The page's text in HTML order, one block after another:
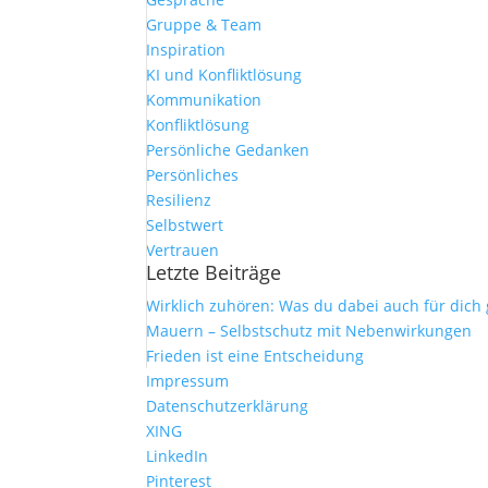
Gruppe & Team
Inspiration
KI und Konfliktlösung
Kommunikation
Konfliktlösung
Persönliche Gedanken
Persönliches
Resilienz
Selbstwert
Vertrauen
Letzte Beiträge
Wirklich zuhören: Was du dabei auch für dich
Mauern – Selbstschutz mit Nebenwirkungen
Frieden ist eine Entscheidung
Impressum
Datenschutzerklärung
XING
LinkedIn
Pinterest